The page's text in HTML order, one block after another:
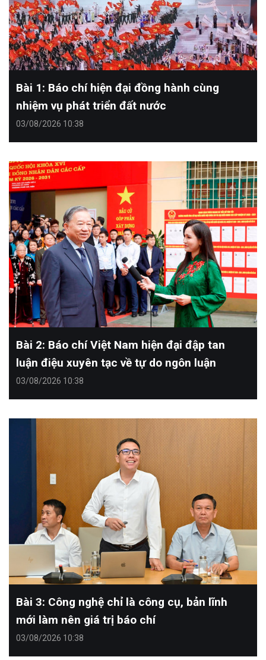
Bài 1: Báo chí hiện đại đồng hành cùng
nhiệm vụ phát triển đất nước
03/08/2026 10:38
Bài 2: Báo chí Việt Nam hiện đại đập tan
luận điệu xuyên tạc về tự do ngôn luận
03/08/2026 10:38
Bài 3: Công nghệ chỉ là công cụ, bản lĩnh
mới làm nên giá trị báo chí
03/08/2026 10:38